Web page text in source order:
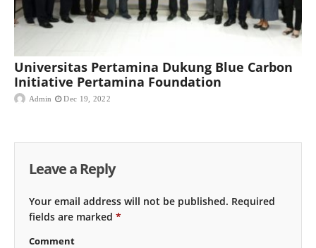
Universitas Pertamina Dukung Blue Carbon
Initiative Pertamina Foundation
Admin Dec 19, 2022
Leave a Reply
Your email address will not be published. Required
fields are marked *
Comment